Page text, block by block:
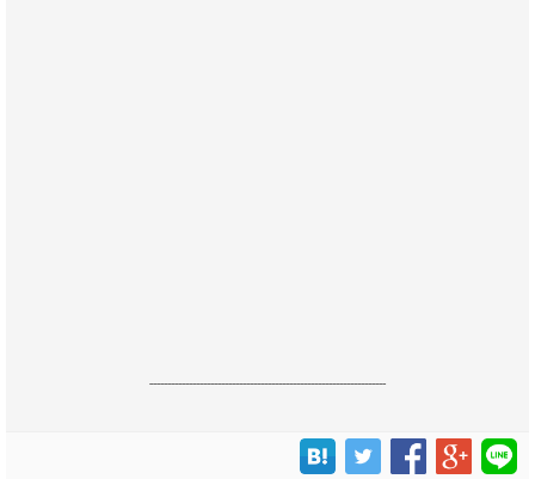
------------------------------------------------------------------